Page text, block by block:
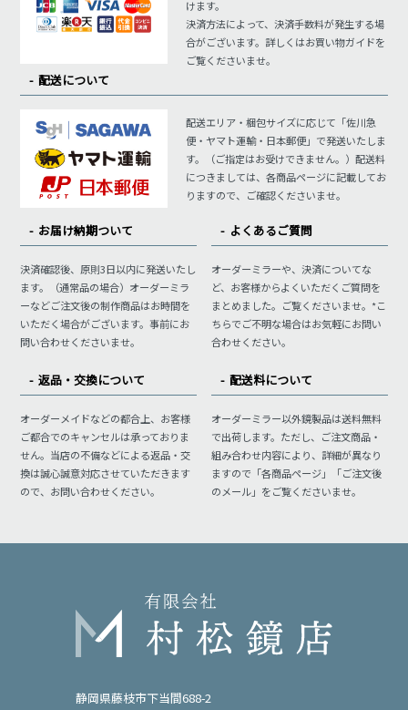
けます。
決済方法によって、決済手数料が発生する場
合がございます。詳しくはお買い物ガイドを
ご覧くださいませ。
配送について
配送エリア・梱包サイズに応じて「佐川急
便・ヤマト運輸・日本郵便」で発送いたしま
す。（ご指定はお受けできません。）配送料
につきましては、各商品ページに記載してお
りますので、ご確認くださいませ。
お届け納期ついて
決済確認後、原則3日以内に発送いたし
ます。（通常品の場合）オーダーミラ
ーなどご注文後の制作商品はお時間を
いただく場合がございます。事前にお
問い合わせくださいませ。
よくあるご質問
オーダーミラーや、決済についてな
ど、お客様からよくいただくご質問を
まとめました。ご覧くださいませ。*こ
ちらでご不明な場合はお気軽にお問い
合わせください。
返品・交換について
オーダーメイドなどの都合上、お客様
ご都合でのキャンセルは承っておりま
せん。当店の不備などによる返品・交
換は誠心誠意対応させていただきます
ので、お問い合わせください。
配送料について
オーダーミラー以外鏡製品は送料無料
で出荷します。ただし、ご注文商品・
組み合わせ内容により、詳細が異なり
ますので「各商品ページ」「ご注文後
のメール」をご覧くださいませ。
静岡県藤枝市下当間688-2